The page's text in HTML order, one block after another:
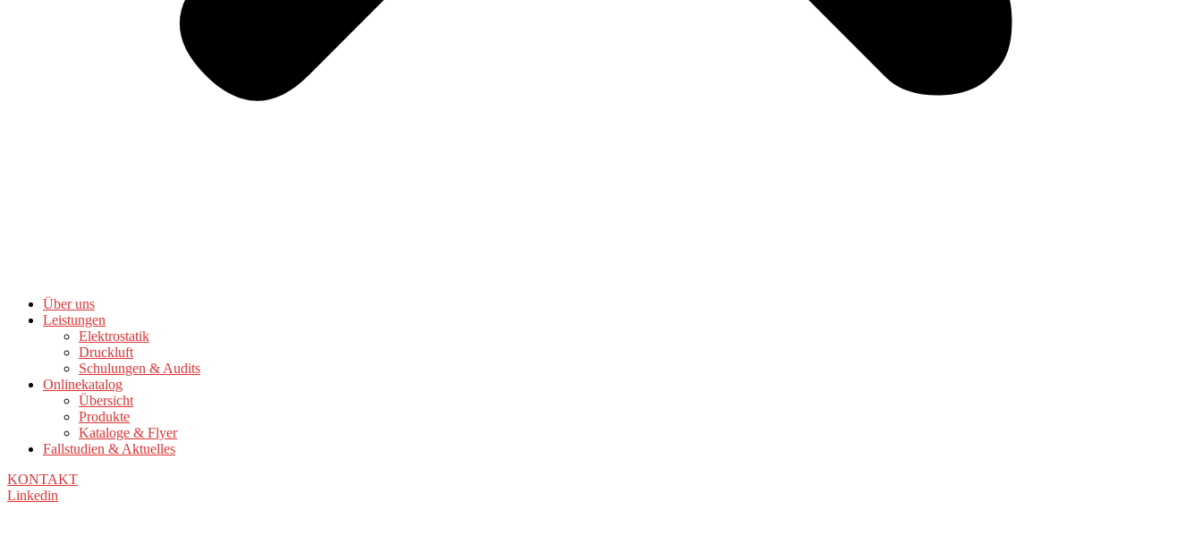
Über uns
Leistungen
Elektrostatik
Druckluft
Schulungen & Audits
Onlinekatalog
Übersicht
Produkte
Kataloge & Flyer
Fallstudien & Aktuelles
KONTAKT
Linkedin